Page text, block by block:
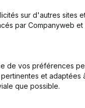
sur d'autres sites
par Companyweb
de vos préférences
et adaptées
que possible.